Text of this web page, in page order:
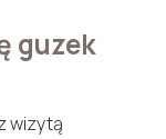
guzek
wizytą